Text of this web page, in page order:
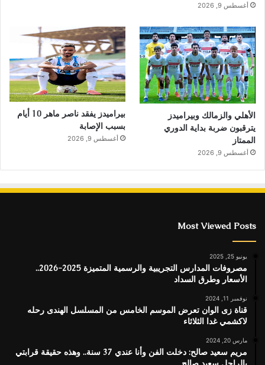
أغسطس 9, 2026
الأهلي والزمالك وبيراميدز
يترقبون ضربة بداية الدوري
الممتاز
أغسطس 9, 2026
بيراميدز يفقد ناصر ماهر 10 أيام
بسبب الإصابة
أغسطس 9, 2026
Most Viewed Posts
يونيو 25, 2025
مصروفات المدارس التجريبية والرسمية المتميزة 2025-2026..
الأسعار وطرق السداد
نوفمبر 11, 2024
قناة زى الوان تعرض الموسم الخامس من المسلسل الهندى رحله
لاكشمي غدا الثلاثاء
مارس 20, 2024
مريم سعيد صالح: دخلت الفن وأنا عندي 37 سنة.. وهذه حقيقة قرابتي